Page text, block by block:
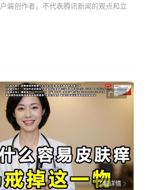
端创作者，不代表腾讯新闻的观点和立
广告
了解详情